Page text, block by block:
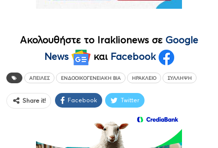
Ακολουθήστε το Iraklionews σε Google
News
και Facebook
ΑΠΕΙΛΈΣ ΕΝΔΟΟΙΚΟΓΕΝΕΙΑΚΉ ΒΊΑ ΗΡΆΚΛΕΙΟ ΣΎΛΛΗΨΗ
Share it! Facebook Twitter